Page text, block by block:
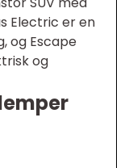
Electric er en
og Escape
og